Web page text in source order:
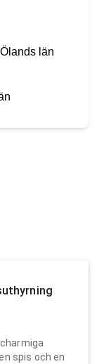
län
spis och en